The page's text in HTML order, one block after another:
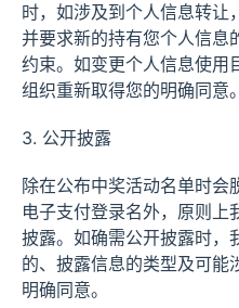
时，如涉及到个人信息转让
并要求新的持有您个人信息
约束。如变更个人信息使用
组织重新取得您的明确同意。
3. 公开披露
除在公布中奖活动名单时会
电子支付登录名外，原则上
披露。如确需公开披露时，
的、披露信息的类型及可能
明确同意。